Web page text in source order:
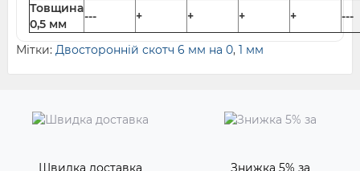
Товщина
0,5 мм
--- + + + + ---
Мітки: Двосторонній скотч 6 мм на 0, 1 мм
Швидка доставка
Знижка 5% за